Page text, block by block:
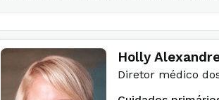
Holly
Diretor médico